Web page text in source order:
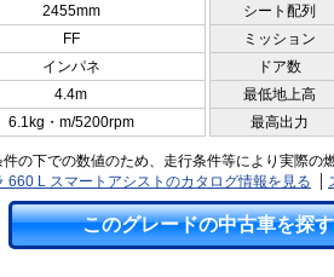
2455mm シート配列
FF ミッション
インパネ ドア数
4.4m 最低地上高
6.1kg・m/5200rpm 最高出力
の下での数値のため、走行条件等により実際の
660 L スマートアシストのカタログ情報を見る
このグレードの中古車を探す